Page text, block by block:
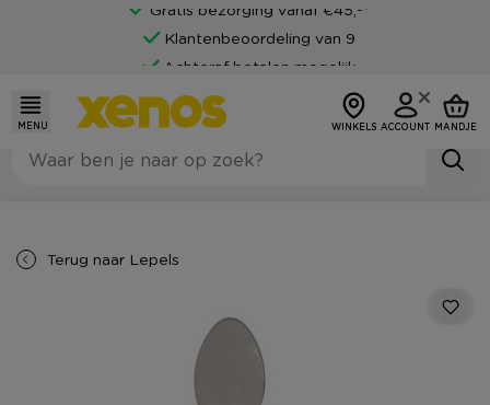
Gratis bezorging vanaf €45,-*
Klantenbeoordeling van 9
Achteraf betalen mogelijk
MENU WINKELS ACCOUNT MANDJE
Terug naar Lepels